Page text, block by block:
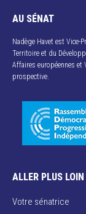
AU SÉNAT
Nadège Havet est Vice-
Territoire et du
Affaires européennes et
prospective.
ALLER PLUS LOIN
Votre sénatrice